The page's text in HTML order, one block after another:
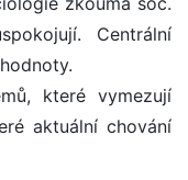
Centrální
které vymezují
aktuální chování